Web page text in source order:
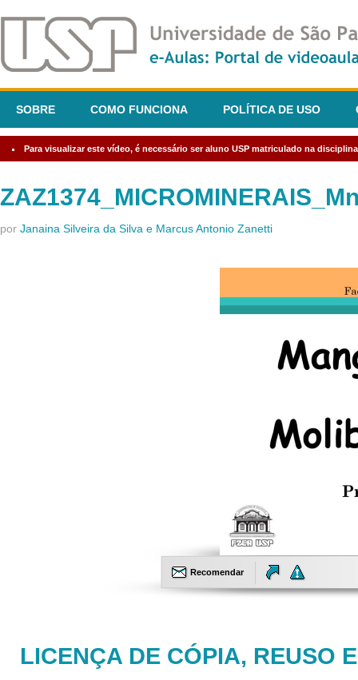
SOBRE COMO FUNCIONA POLÍTICA DE USO
Para visualizar este vídeo, é necessário ser aluno USP matriculado na
por Janaina Silveira da Silva e Marcus Antonio Zanetti
Recomendar
LICENÇA DE CÓPIA, REUSO